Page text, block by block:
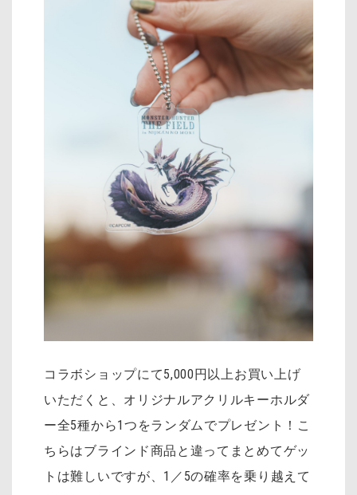
コラボショップにて5,000円以上お買い上げ
いただくと、オリジナルアクリルキーホルダ
ー全5種から1つをランダムでプレゼント！こ
ちらはブラインド商品と違ってまとめてゲッ
トは難しいですが、1／5の確率を乗り越えて